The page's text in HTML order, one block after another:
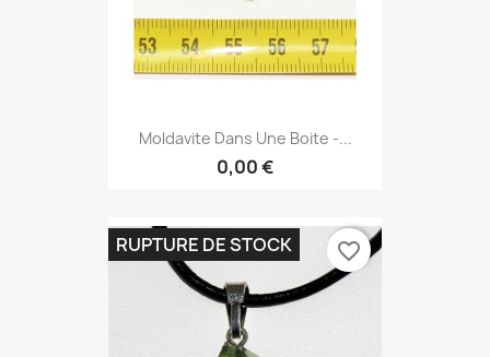
Moldavite Dans Une Boite -...
0,00 €
RUPTURE DE STOCK favorite_border